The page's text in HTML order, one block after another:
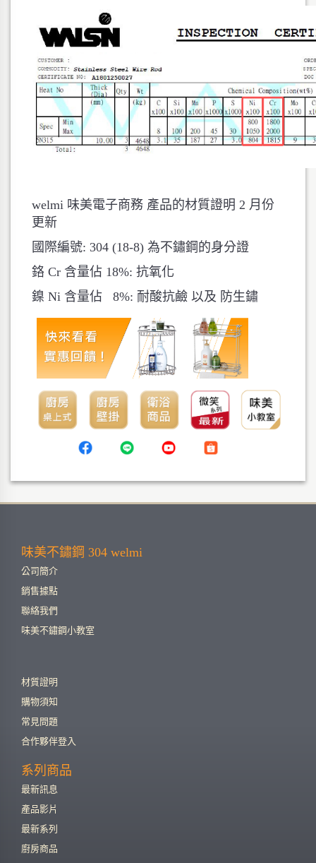
welmi 味美電子商務 產品的材質證明 2 月份
更新
國際編號: 304 (18-8) 為不鏽鋼的身分證
鉻 Cr 含量佔 18%: 抗氧化
鎳 Ni 含量佔 8%: 耐酸抗鹼 以及 防生鏽
味美不鏽鋼 304 welmi
公司簡介
銷售據點
聯絡我們
味美不鏽鋼小教室
材質證明
購物須知
常見問題
合作夥伴登入
系列商品
最新訊息
產品影片
最新系列
廚房商品